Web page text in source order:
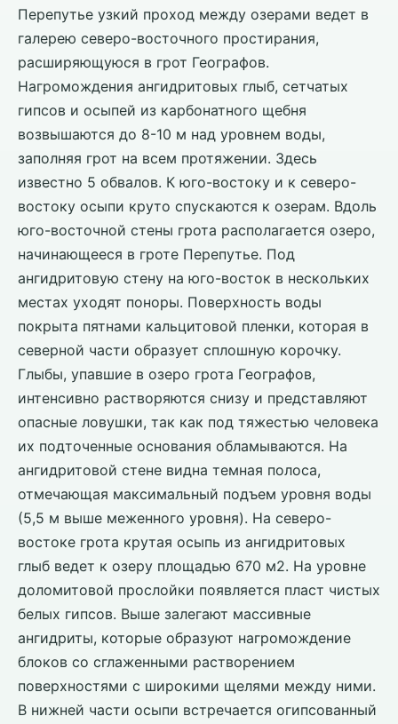
Перепутье узкий проход между озерами ведет в
галерею северо-восточного простирания,
расширяющуюся в грот Географов.
Нагромождения ангидритовых глыб, сетчатых
гипсов и осыпей из карбонатного щебня
возвышаются до 8-10 м над уровнем воды,
заполняя грот на всем протяжении. Здесь
известно 5 обвалов. К юго-востоку и к северо-
востоку осыпи круто спускаются к озерам. Вдоль
юго-восточной стены грота располагается озеро,
начинающееся в гроте Перепутье. Под
ангидритовую стену на юго-восток в нескольких
местах уходят поноры. Поверхность воды
покрыта пятнами кальцитовой пленки, которая в
северной части образует сплошную корочку.
Глыбы, упавшие в озеро грота Географов,
интенсивно растворяются снизу и представляют
опасные ловушки, так как под тяжестью человека
их подточенные основания обламываются. На
ангидритовой стене видна темная полоса,
отмечающая максимальный подъем уровня воды
(5,5 м выше меженного уровня). На северо-
востоке грота крутая осыпь из ангидритовых
глыб ведет к озеру площадью 670 м2. На уровне
доломитовой прослойки появляется пласт чистых
белых гипсов. Выше залегают массивные
ангидриты, которые образуют нагромождение
блоков со сглаженными растворением
поверхностями с широкими щелями между ними.
В нижней части осыпи встречается огипсованный